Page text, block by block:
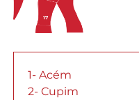
17
1- Acém
2- Cupim